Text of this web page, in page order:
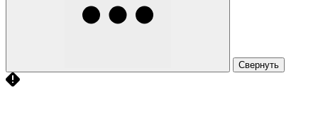
Свернуть